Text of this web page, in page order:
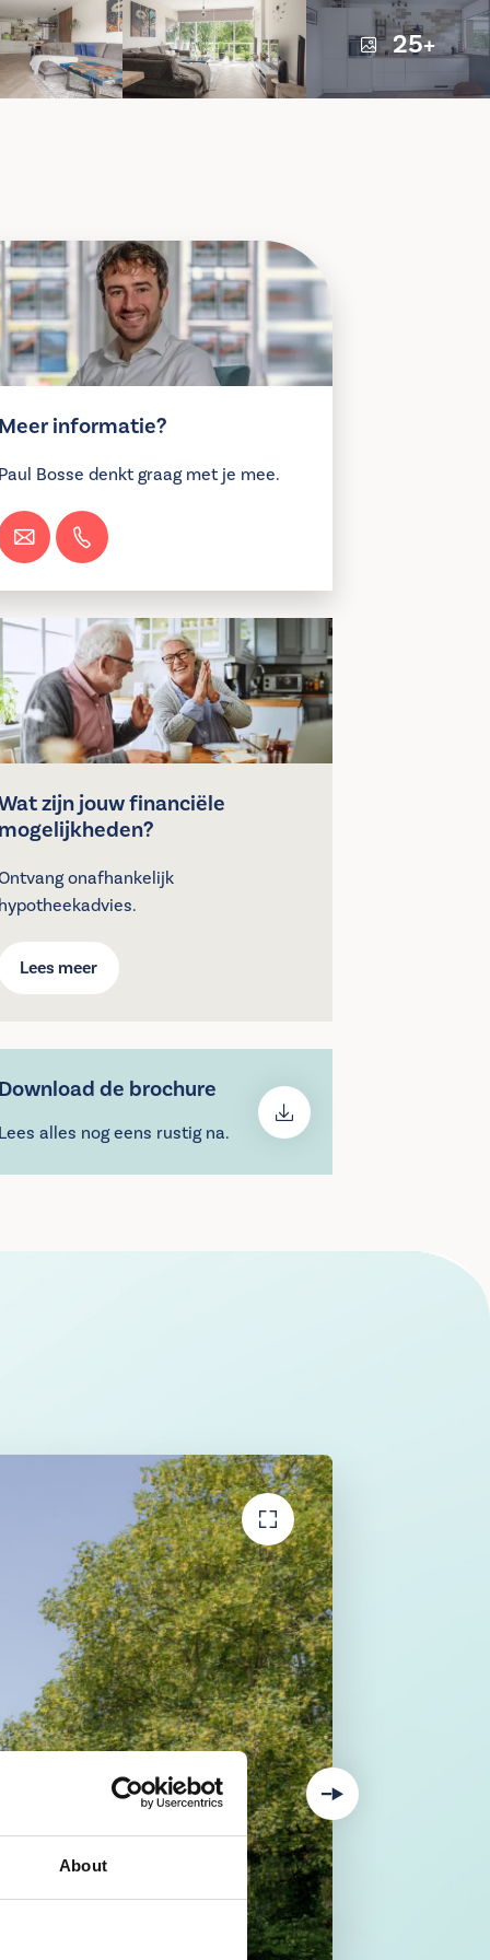
About
25+
Meer informatie?
Paul Bosse denkt graag met je mee.
zijn jouw financiële
mogelijkheden?
onafhankelijk
hypotheekadvies.
Lees meer
Download de brochure
Lees alles nog eens rustig na.